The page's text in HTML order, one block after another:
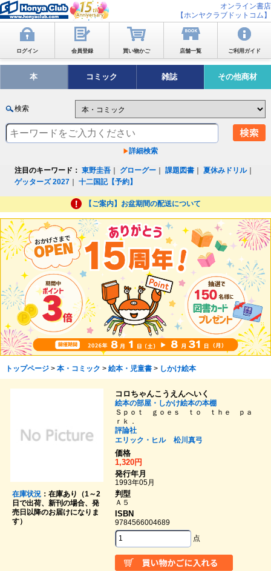
オンライン書店
【ホンヤクラブドットコム】
ログイン 会員登録 買い物かご 店舗一覧 ご利用ガイド
本 コミック 雑誌 その他商材
検索
詳細検索
注目のキーワード： 東野圭吾 グローグー ｜課題図書 ｜夏休みドリル｜
ゲッターズ 2027 ｜十二国記【予約】
【ご案内】お盆期間の配送について
トップページ> 本・コミック > 絵本・児童書> しかけ絵本
在庫状況：在庫あり（1～2
日で出荷、新刊の場合、発
売日以降のお届けになりま
す）
コロちゃんこうえんへいく
絵本の部屋・しかけ絵本の本棚
Ｓｐｏｔ ｇｏｅｓ ｔｏ ｔｈｅ ｐａ
ｒｋ．
評論社
エリック・ヒル
松川真弓
価格
1,320円
発行年月
1993年05月
判型
Ａ５
ISBN
9784566004689
点